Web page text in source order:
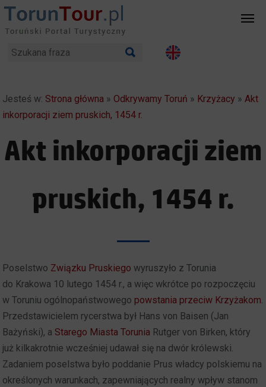
Jesteś w: Strona główna » Odkrywamy Toruń » Krzyżacy »Akt
inkorporacji ziem pruskich, 1454 r.
Akt inkorporacji ziem
pruskich, 1454 r.
Poselstwo Związku Pruskiego wyruszyło z Torunia
do Krakowa 10 lutego 1454 r., a więc wkrótce po rozpoczęciu
w Toruniu ogólnopaństwowego powstania przeciw Krzyżakom.
Przedstawicielem rycerstwa był Hans von Baisen (Jan
Bażyński), a Starego Miasta Torunia Rutger von Birken, który
już kilkakrotnie wcześniej udawał się na dwór królewski.
Zadaniem poselstwa było poddanie Prus władcy polskiemu na
określonych warunkach, zapewniających realny wpływ stanom